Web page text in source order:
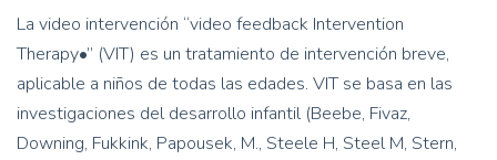
La video intervención “video feedback Intervention
Therapy•” (VIT) es un tratamiento de intervención breve,
aplicable a niños de todas las edades. VIT se basa en las
investigaciones del desarrollo infantil (Beebe, Fivaz,
Downing, Fukkink, Papousek, M., Steele H, Steel M, Stern,